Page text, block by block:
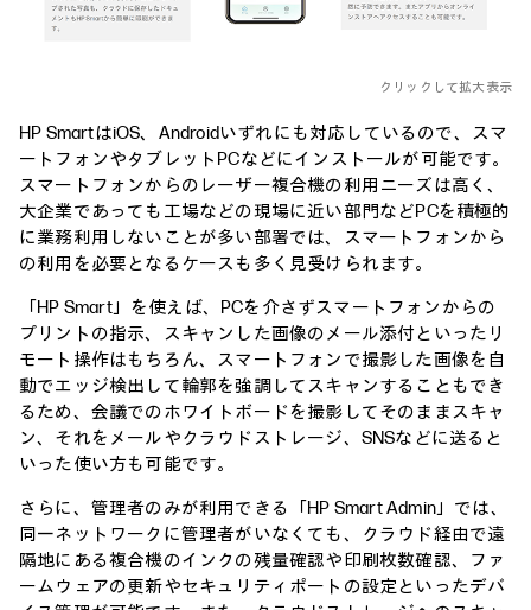
クリックして拡大表示
HP SmartはiOS、Androidいずれにも対応しているので、スマ
ートフォンやタブレットPCなどにインストールが可能です。
スマートフォンからのレーザー複合機の利用ニーズは高く、
大企業であっても工場などの現場に近い部門などPCを積極的
に業務利用しないことが多い部署では、スマートフォンから
の利用を必要となるケースも多く見受けられます。
「HP Smart」を使えば、PCを介さずスマートフォンからの
プリントの指示、スキャンした画像のメール添付といったリ
モート操作はもちろん、スマートフォンで撮影した画像を自
動でエッジ検出して輪郭を強調してスキャンすることもでき
るため、会議でのホワイトボードを撮影してそのままスキャ
ン、それをメールやクラウドストレージ、SNSなどに送ると
いった使い方も可能です。
さらに、管理者のみが利用できる「HP Smart Admin」では、
同一ネットワークに管理者がいなくても、クラウド経由で遠
隔地にある複合機のインクの残量確認や印刷枚数確認、ファ
ームウェアの更新やセキュリティポートの設定といったデバ